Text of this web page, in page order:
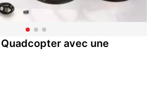
Quadcopter avec une